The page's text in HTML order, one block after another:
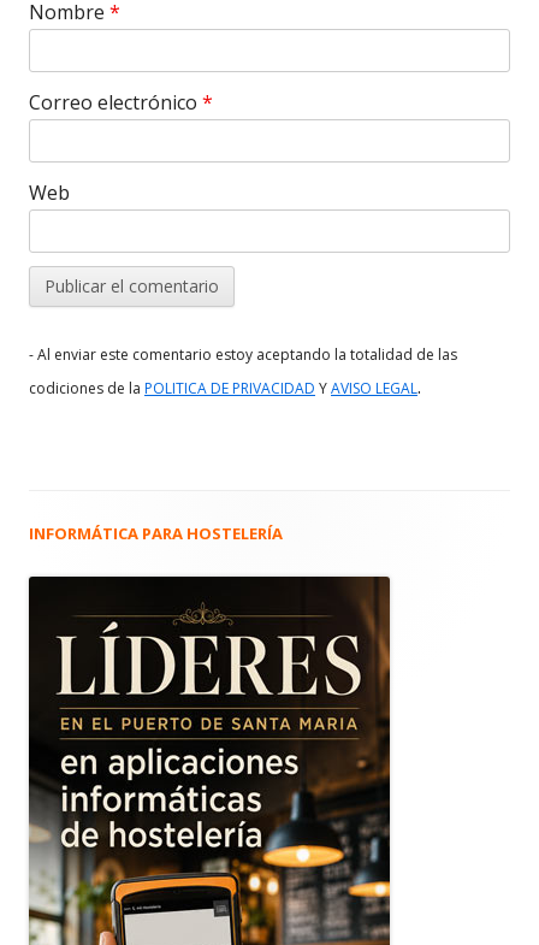
Nombre *
Correo electrónico *
Web
- Al enviar este comentario estoy aceptando la totalidad de las
codiciones de la POLITICA DE PRIVACIDAD YAVISO LEGAL.
Barra
principal
INFORMÁTICA PARA HOSTELERÍA